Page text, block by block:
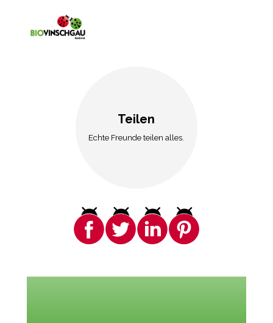
Teilen
Echte Freunde teilen alles.